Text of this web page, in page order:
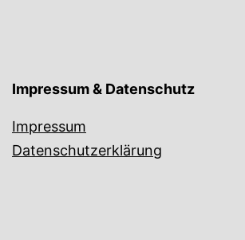
Impressum & Datenschutz
Impressum
Datenschutzerklärung